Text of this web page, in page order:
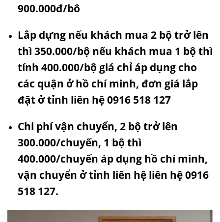
900.000đ/bô
Lắp dựng nếu khách mua 2 bộ trở lên
thì 350.000/bộ nếu khách mua 1 bộ thì
tính 400.000/bộ giá chỉ áp dụng cho
các quận ở hồ chí minh, đơn giá lắp
đặt ở tỉnh liên hệ 0916 518 127
Chi phí vận chuyển, 2 bộ trở lên
300.000/chuyến, 1 bộ thì
400.000/chuyến áp dụng hồ chí minh,
vận chuyển ở tỉnh liên hệ liên hệ 0916
518 127.